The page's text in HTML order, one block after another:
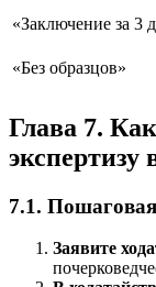
«Заключение за 3
«Без образцов»
Глава 7.
7.1.
Заявите